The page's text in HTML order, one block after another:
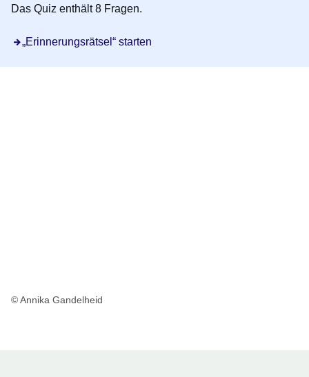
Das Quiz enthält 8 Fragen.
„Erinnerungsrätsel“ starten
Öffnet sich in einem neuen Fenster
© Annika Gandelheid